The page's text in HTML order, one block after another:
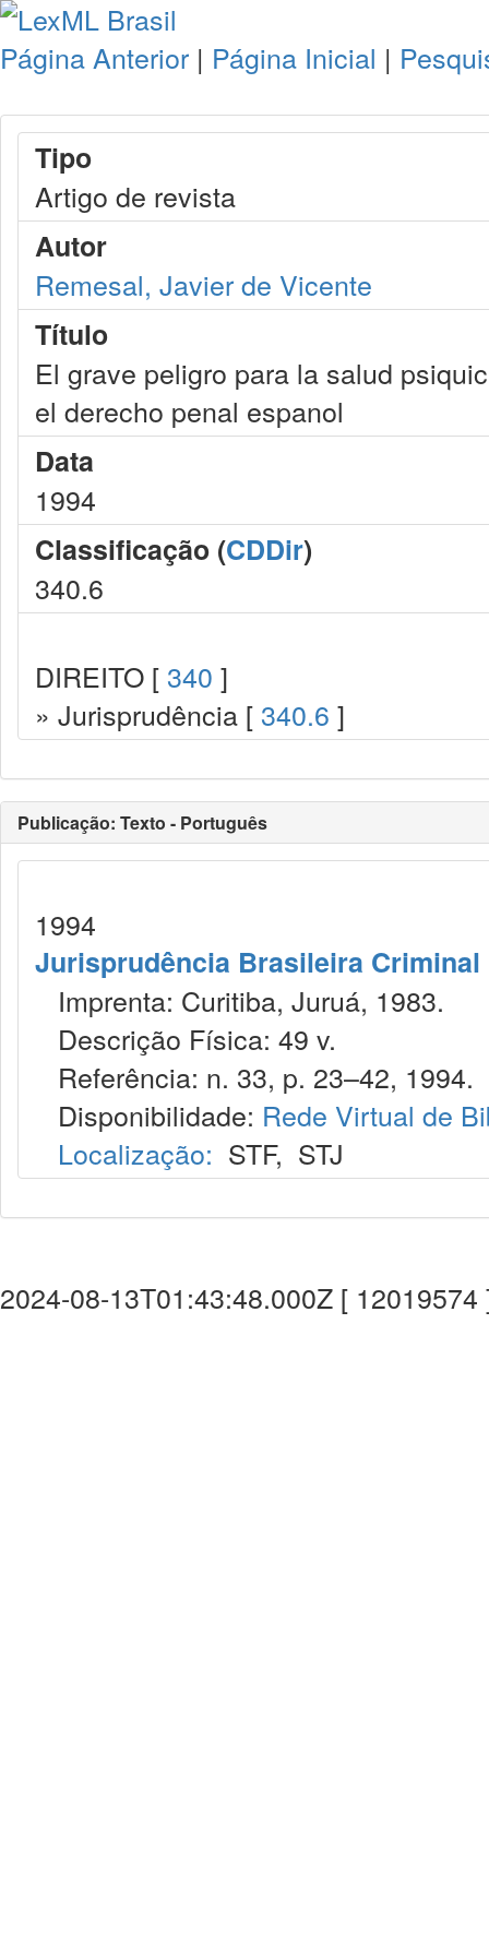
Página Anterior | Página Inicial |
Tipo
Artigo de revista
Autor
Remesal, Javier de Vicente
Título
El grave peligro para la salud
el derecho penal espanol
Data
1994
Classificação (CDDir)
340.6
DIREITO [ 340 ]
» Jurisprudência [ 340.6 ]
Publicação: Texto - Português
1994
Jurisprudência Brasileira Criminal
Imprenta: Curitiba, Juruá, 1983.
Descrição Física: 49 v.
Referência: n. 33, p. 23–42, 1994.
Disponibilidade: Rede Virtual de
Localização: STF, STJ
2024-08-13T01:43:48.000Z [ 12019574